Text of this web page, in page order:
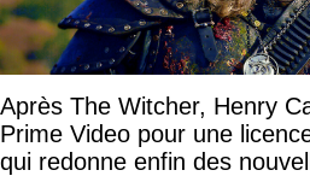
Après The Witcher, Henry
Prime Video pour une
qui redonne enfin des